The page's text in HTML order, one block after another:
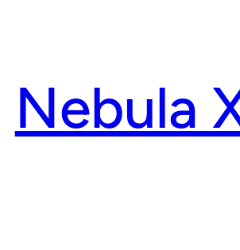
Nebula